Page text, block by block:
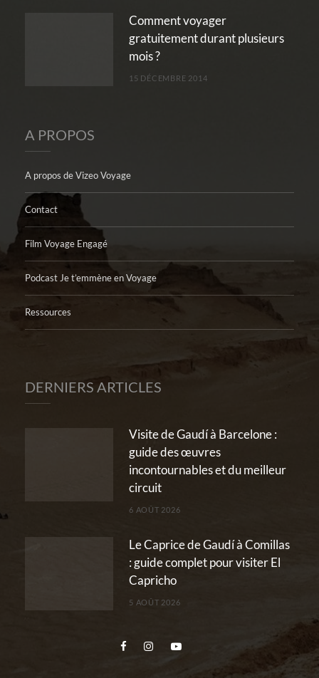
Comment voyager
gratuitement durant plusieurs
mois ?
15 DÉCEMBRE 2014
A PROPOS
A propos de Vizeo Voyage
Contact
Film Voyage Engagé
Podcast Je t’emmène en Voyage
Ressources
DERNIERS ARTICLES
Visite de Gaudí à Barcelone :
guide des œuvres
incontournables et du meilleur
circuit
6 AOÛT 2026
Le Caprice de Gaudí à Comillas
: guide complet pour visiter El
Capricho
5 AOÛT 2026